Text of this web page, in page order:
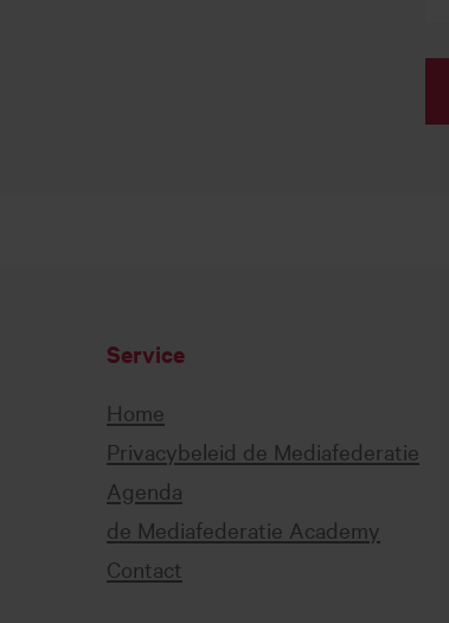
Service
Home
Privacybeleid de Mediafederatie
Agenda
de Mediafederatie Academy
Contact